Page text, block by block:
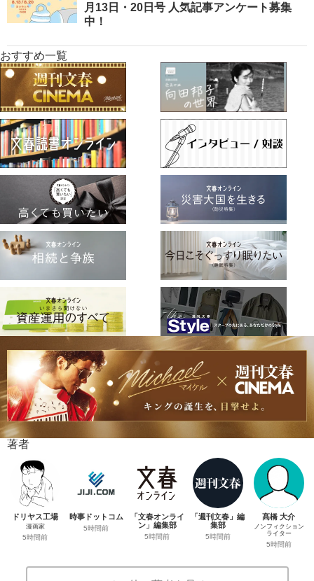
月13日・20日号 人気記事アンケート募集
中！
おすすめ一覧
著者
ドリヤス工場
漫画家
5時間前
時事ドットコム
5時間前
「文春オンライ
ン」編集部
5時間前
「週刊文春」編
集部
5時間前
髙橋 大介
ノンフィクション
ライター
5時間前